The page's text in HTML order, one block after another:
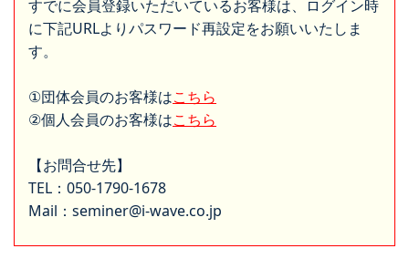
すでに会員登録いただいているお客様は、ログイン時
に下記URLよりパスワード再設定をお願いいたしま
す。
①団体会員のお客様はこちら
②個人会員のお客様はこちら
【お問合せ先】
TEL：050-1790-1678
Mail：seminer@i-wave.co.jp